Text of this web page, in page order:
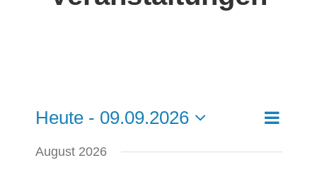
Suche
Liste
Heute - 09.09.2026
wählen.
August 2026